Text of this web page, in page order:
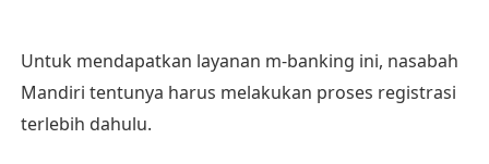
Untuk mendapatkan layanan m-banking ini, nasabah
Mandiri tentunya harus melakukan proses registrasi
terlebih dahulu.